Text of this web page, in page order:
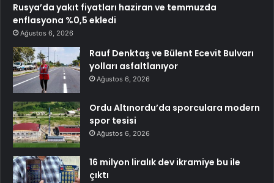
Rusya’da yakıt fiyatları haziran ve temmuzda
enflasyona %0,5 ekledi
Ağustos 6, 2026
Rauf Denktaş ve Bülent Ecevit Bulvarı
yolları asfaltlanıyor
Ağustos 6, 2026
Ordu Altınordu’da sporculara modern
spor tesisi
Ağustos 6, 2026
16 milyon liralık dev ikramiye bu ile
çıktı